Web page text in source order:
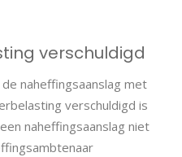
verschuldigd
naheffingsaanslag met
verschuldigd is
naheffingsaanslag niet